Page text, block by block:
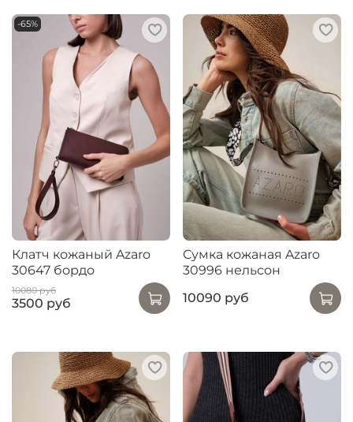
-65%
Клатч кожаный Azaro
30647 бордо
10080 руб
3500 руб
Сумка кожаная Azaro
30996 нельсон
10090 руб